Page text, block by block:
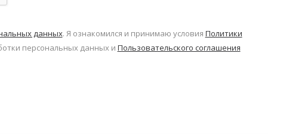
данных. Я ознакомился и принимаю условия Политики
персональных данных и Пользовательского соглашения